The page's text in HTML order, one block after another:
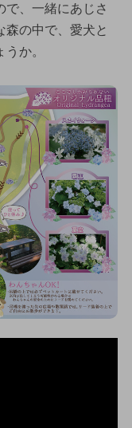
で、一緒にあじさ
森の中で、愛犬と
か。